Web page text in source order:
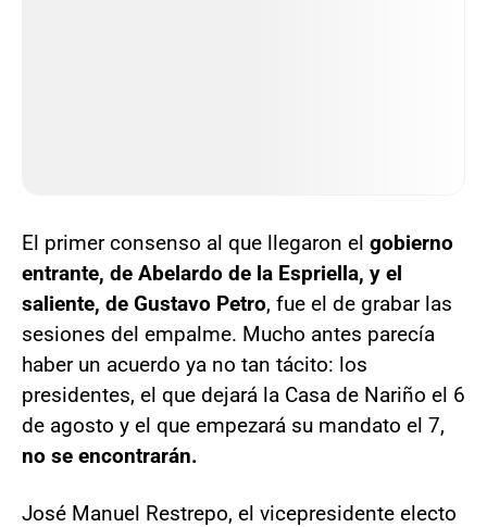
El primer consenso al que llegaron el gobierno
entrante, de Abelardo de la Espriella, y el
saliente, de Gustavo Petro, fue el de grabar las
sesiones del empalme. Mucho antes parecía
haber un acuerdo ya no tan tácito: los
presidentes, el que dejará la Casa de Nariño el 6
de agosto y el que empezará su mandato el 7,
no se encontrarán.
José Manuel Restrepo, el vicepresidente electo